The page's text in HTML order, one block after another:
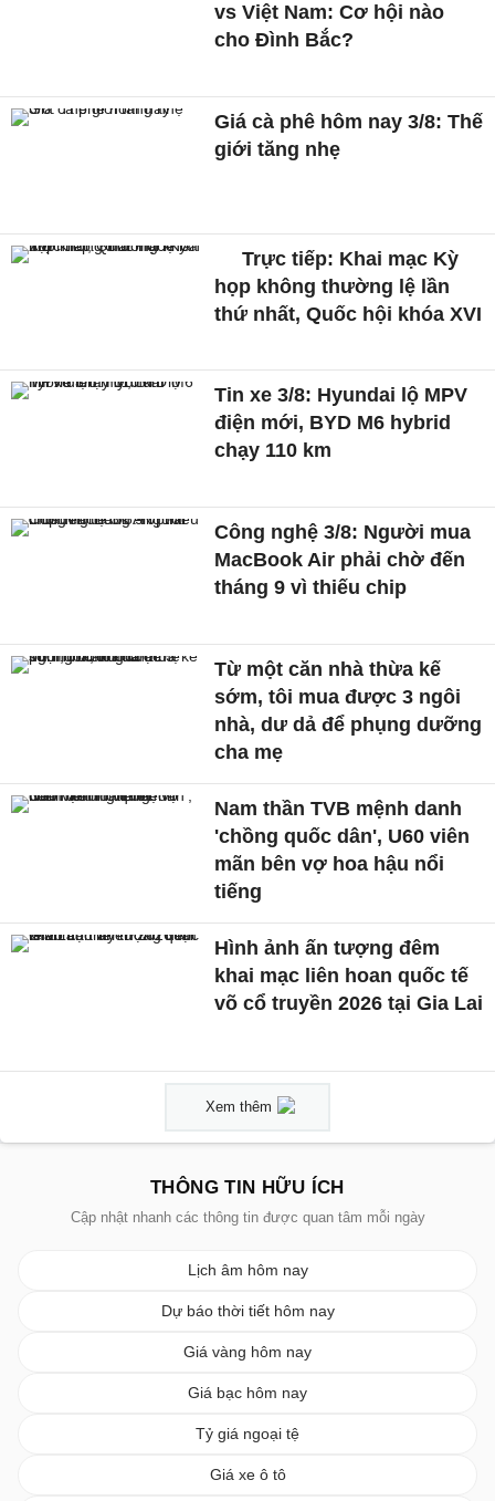
vs Việt Nam: Cơ hội nào
cho Đình Bắc?
Giá cà phê hôm nay 3/8: Thế
giới tăng nhẹ
Trực tiếp: Khai mạc Kỳ
họp không thường lệ lần
thứ nhất, Quốc hội khóa XVI
Tin xe 3/8: Hyundai lộ MPV
điện mới, BYD M6 hybrid
chạy 110 km
Công nghệ 3/8: Người mua
MacBook Air phải chờ đến
tháng 9 vì thiếu chip
Từ một căn nhà thừa kế
sớm, tôi mua được 3 ngôi
nhà, dư dả để phụng dưỡng
cha mẹ
Nam thần TVB mệnh danh
'chồng quốc dân', U60 viên
mãn bên vợ hoa hậu nổi
tiếng
Hình ảnh ấn tượng đêm
khai mạc liên hoan quốc tế
võ cổ truyền 2026 tại Gia Lai
Xem thêm
THÔNG TIN HỮU ÍCH
Cập nhật nhanh các thông tin được quan tâm mỗi ngày
Lịch âm hôm nay
Dự báo thời tiết hôm nay
Giá vàng hôm nay
Giá bạc hôm nay
Tỷ giá ngoại tệ
Giá xe ô tô